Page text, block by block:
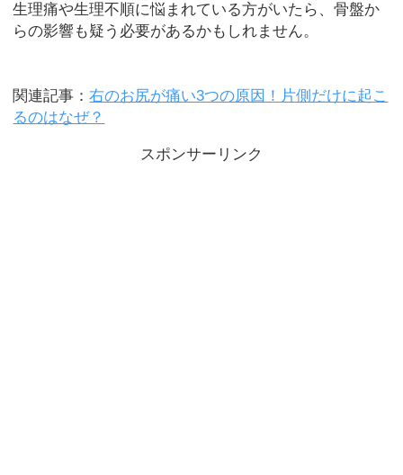
生理痛や生理不順に悩まれている方がいたら、骨盤か
らの影響も疑う必要があるかもしれません。
関連記事：右のお尻が痛い3つの原因！片側だけに起こ
るのはなぜ？
スポンサーリンク